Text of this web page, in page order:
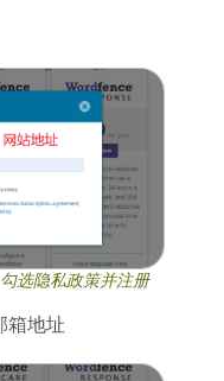
选隐私政策并注册
箱地址